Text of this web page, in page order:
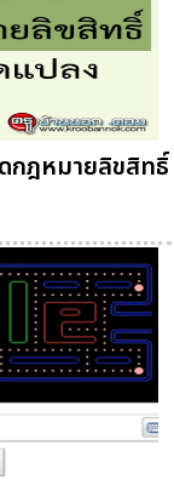
กฎหมายลิขสิทธิ์